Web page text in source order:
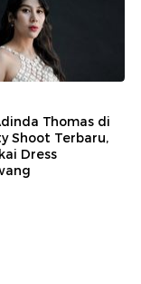
Thomas di
Shoot Terbaru,
Dress